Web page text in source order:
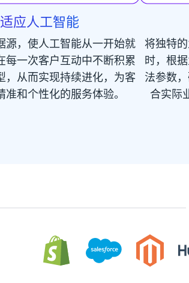
应人工智能
源，使人工智能从一开始就
每一次客户互动中不断积累
，从而实现持续进化，为客
准和个性化的服务体验。
将独特
时，根
法参数
合实际